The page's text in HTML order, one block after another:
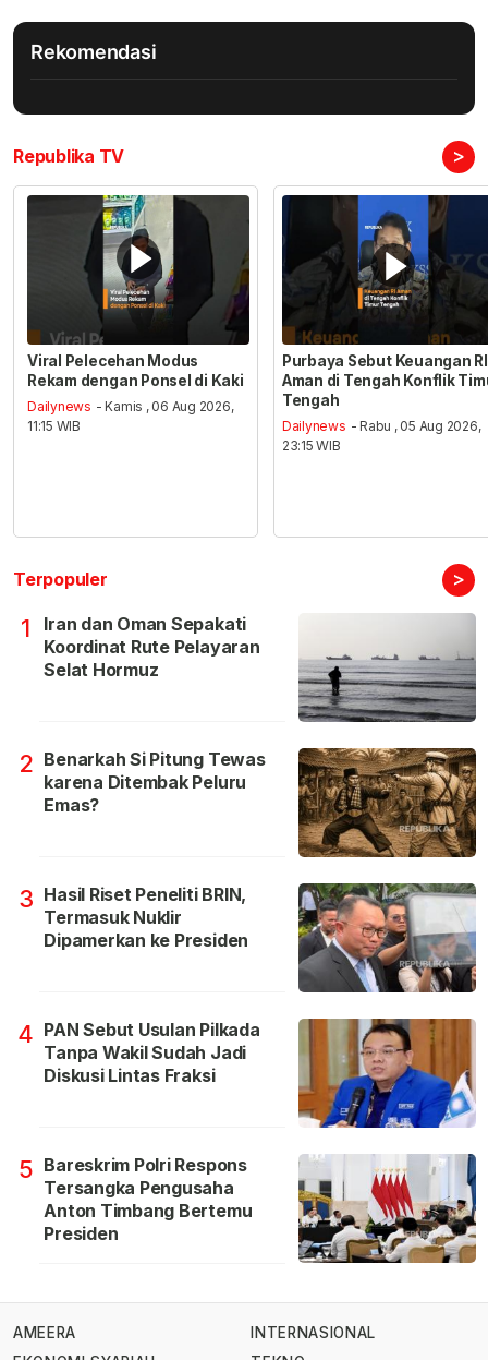
Rekomendasi
Republika TV >
Viral Pelecehan Modus
Rekam dengan Ponsel di Kaki
Dailynews - Kamis , 06 Aug 2026,
11:15 WIB
Purbaya Sebut Keuangan RI
Aman di Tengah Konflik
Tengah
Dailynews - Rabu , 05 Aug 2026,
23:15 WIB
Terpopuler >
1
Iran dan Oman Sepakati
Koordinat Rute Pelayaran
Selat Hormuz
2 Benarkah Si Pitung Tewas
karena Ditembak Peluru
Emas?
3 Hasil Riset Peneliti BRIN,
Termasuk Nuklir
Dipamerkan ke Presiden
4 PAN Sebut Usulan Pilkada
Tanpa Wakil Sudah Jadi
Diskusi Lintas Fraksi
5 Bareskrim Polri Respons
Tersangka Pengusaha
Anton Timbang Bertemu
Presiden
AMEERA
INTERNASIONAL